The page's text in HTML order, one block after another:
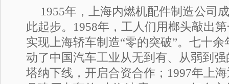
1955年，上海内燃机配件制造公司
此起步。1958年，工人们用榔头敲出
实现上海轿车制造“零的突破”。七十
动了中国汽车工业从无到有、从弱到
塔纳下线，开启合资合作；1997年上